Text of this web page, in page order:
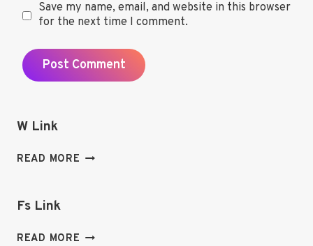
Save my name, email, and website in this browser
for the next time I comment.
W Link
READ MORE W
Fs Link
READ MORE FS